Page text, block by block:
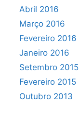
Abril 2016
Março 2016
Fevereiro 2016
Janeiro 2016
Setembro 2015
Fevereiro 2015
Outubro 2013